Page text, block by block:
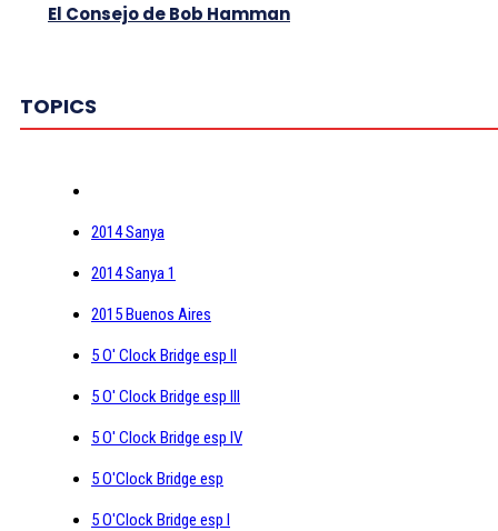
El Consejo de Bob Hamman
TOPICS
2014 Sanya
2014 Sanya 1
2015 Buenos Aires
5 O' Clock Bridge esp II
5 O' Clock Bridge esp III
5 O' Clock Bridge esp IV
5 O'Clock Bridge esp
5 O'Clock Bridge esp I